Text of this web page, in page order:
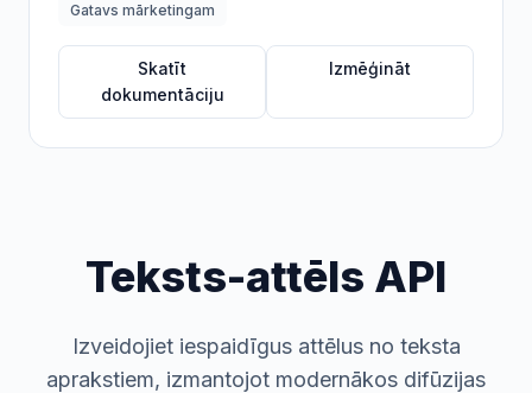
Gatavs mārketingam
Skatīt
dokumentāciju
Izmēģināt
Teksts-attēls API
Izveidojiet iespaidīgus attēlus no teksta
aprakstiem, izmantojot modernākos difūzijas